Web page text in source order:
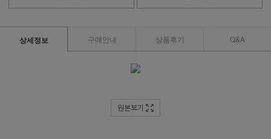
상세정보 구매안내 상품후기 Q&A
원본보기